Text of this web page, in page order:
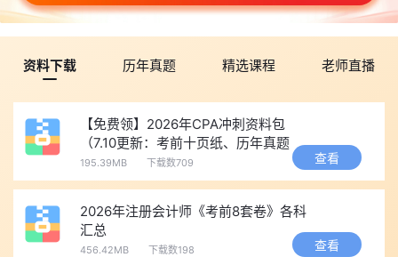
三、2025年注册会计师成绩查询时间
预计2025年11月下旬可登录网报系统查询成绩并下载打印注会
考试成绩单。
要的备考资料，快来点击下图一键免费获取所有资料>>
注册会计师题库包含章节习题、模拟试题和历年真题，点击进
入>>cpa题库。
资料下载 历年真题 精选课程 老师直播
【免费领】2026年CPA冲刺资料包
（7.10更新：考前十页纸、历年真题
等）
195.39MB 下载数709 查看
2026年注册会计师《考前8套卷》各科
汇总
456.42MB 下载数198 查看